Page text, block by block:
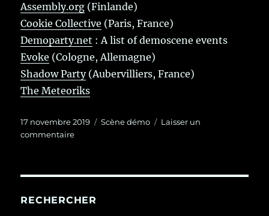
Assembly.org (Finlande)
Cookie Collective (Paris, France)
Demoparty.net : A list of demoscene events
Evoke (Cologne, Allemagne)
Shadow Party(Aubervilliers, France)
The Meteoriks
Publié
le
17 novembre 2019 Catégories
Scène démo
Laisser un
commentairesur
RECHERCHER